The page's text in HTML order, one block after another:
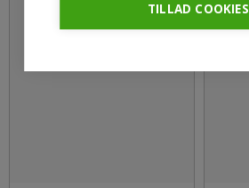
TILLAD COOKIES